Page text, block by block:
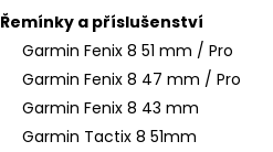
Řemínky a příslušenství
Garmin Fenix 8 51 mm / Pro
Garmin Fenix 8 47 mm / Pro
Garmin Fenix 8 43 mm
Garmin Tactix 8 51mm